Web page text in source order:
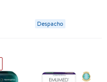
Despacho